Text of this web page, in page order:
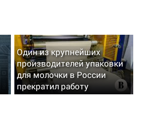
Один из крупнейших
производителей упаковки
для молочки в России
прекратил работу